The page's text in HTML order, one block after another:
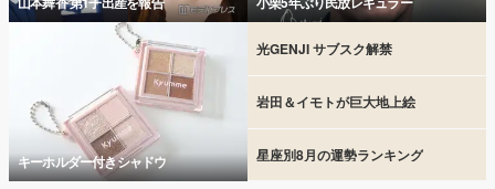
キーホルダー付きシャドウ
光GENJI サブスク解禁
岩田＆イモトが巨大地上絵
星座別8月の運勢ランキング